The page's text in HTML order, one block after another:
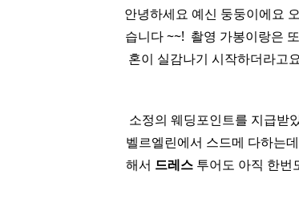
안녕하세요 예신 둥둥이에요
습니다 ~~! ​ 촬영 가봉이랑은
혼이 실감나기 시작하더라고
소정의 웨딩포인트를 지급받
벨르엘린에서 스드메 다하는
해서 드레스 투어도 아직 한번